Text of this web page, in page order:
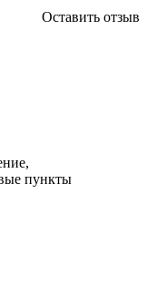
Оставить отзыв
пункты